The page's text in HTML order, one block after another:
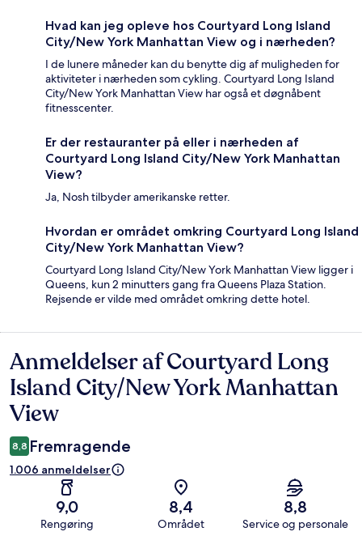
Hvad kan jeg opleve hos Courtyard Long Island
City/New York Manhattan View og i nærheden?
I de lunere måneder kan du benytte dig af muligheden for
aktiviteter i nærheden som cykling. Courtyard Long Island
City/New York Manhattan View har også et døgnåbent
fitnesscenter.
Er der restauranter på eller i nærheden af
Courtyard Long Island City/New York Manhattan
View?
Ja, Nosh tilbyder amerikanske retter.
Hvordan er området omkring Courtyard Long Island
City/New York Manhattan View?
Courtyard Long Island City/New York Manhattan View ligger i
Queens, kun 2 minutters gang fra Queens Plaza Station.
Rejsende er vilde med området omkring dette hotel.
Anmeldelser
Anmeldelser af Courtyard Long
Island City/New York Manhattan
View
8,8 Fremragende
1.006 anmeldelser
9,0
Rengøring
8,4
Området
8,8
Service og personale